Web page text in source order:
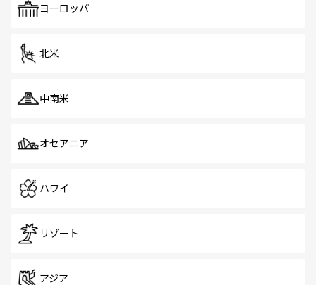
で、ホーカーズは地元の風情を楽しめる外せないスポット
ヨーロッパ
北米
中南米
オセアニア
ハワイ
リゾート
アジア